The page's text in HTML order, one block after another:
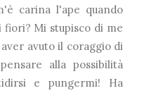
carina l'ape quando
Mi stupisco di me
avuto il coraggio di
alla possibilità
e pungermi! Ha